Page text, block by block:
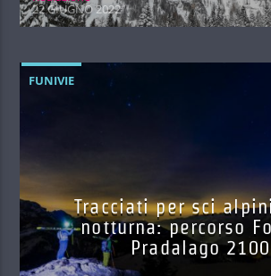
22 GIUGNO 2022
FUNIVIE
Tracciati per sci
notturna: percorso
Pradalago 2100